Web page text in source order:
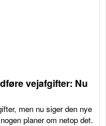
vejafgifter: Nu
men nu siger den nye
planer om netop det.